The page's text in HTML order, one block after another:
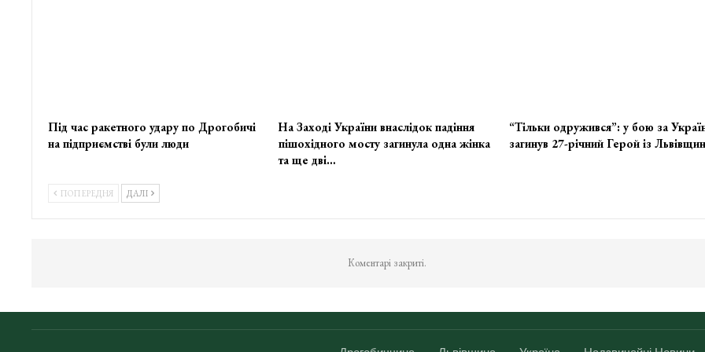
Під час ракетного удару по Дрогобичі
на підприємстві були люди
На Заході України внаслідок падіння
пішохідного мосту загинула одна жінка
та ще дві…
“Тільки одружився”: у бою за
загинув 27-річний Герой із
ПОПЕРЕДНЯ ДАЛІ
Коментарі закриті.